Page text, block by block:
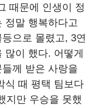
때문에 인생이 정
정말 행복하다고
으로 몰렸고, 3연
많이 했다. 어떻게
께 받은 사랑을
식 때 평택 팀보다
지만 우승을 못했